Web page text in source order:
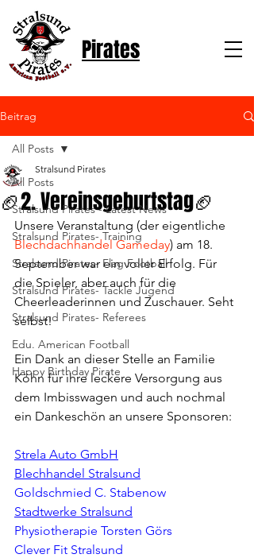
Pirates
Beitrag
All Posts
Stralsund Pirates - Latest News
Stralsund Pirates- Training
Stralsund Pirates- Flag Football
Stralsund Pirates- Tackle Jugend
Stralsund Pirates- Referees
Edu. American Football
Happy Birthday Pirate
All Posts
🏈2. Vereinsgeburtstag🏈
Stralsund Pirates
Unsere Veranstaltung (der eigentliche
Blechdachhandel Gameday) am 18.
September war ein voller Erfolg. Für
die Spieler, aber auch für die
Cheerleaderinnen und Zuschauer. Seht
selbst!
Ein Dank an dieser Stelle an Familie
Köhn für ihre leckere Versorgung aus
dem Imbisswagen und auch nochmal
ein Dankeschön an unsere Sponsoren:
Strela Auto GmbH
Blechhandel Stralsund
Goldschmied C. Stabenow
Stadtwerke Stralsund
Physiotherapie Torsten Görs
Clever Fit Stralsund